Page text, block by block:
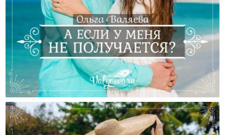
А Если У Меня Не Получается?